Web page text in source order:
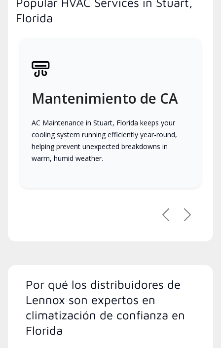
Florida
Mantenimiento de CA
AC Maintenance in Stuart, Florida keeps your
cooling system running efficiently year-round,
helping prevent unexpected breakdowns in
warm, humid weather.
PreviousNext
Por qué los distribuidores de
Lennox son expertos en
climatización de confianza en
Florida